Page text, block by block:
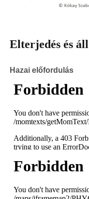
Elterjedés és
Hazai előfordulás